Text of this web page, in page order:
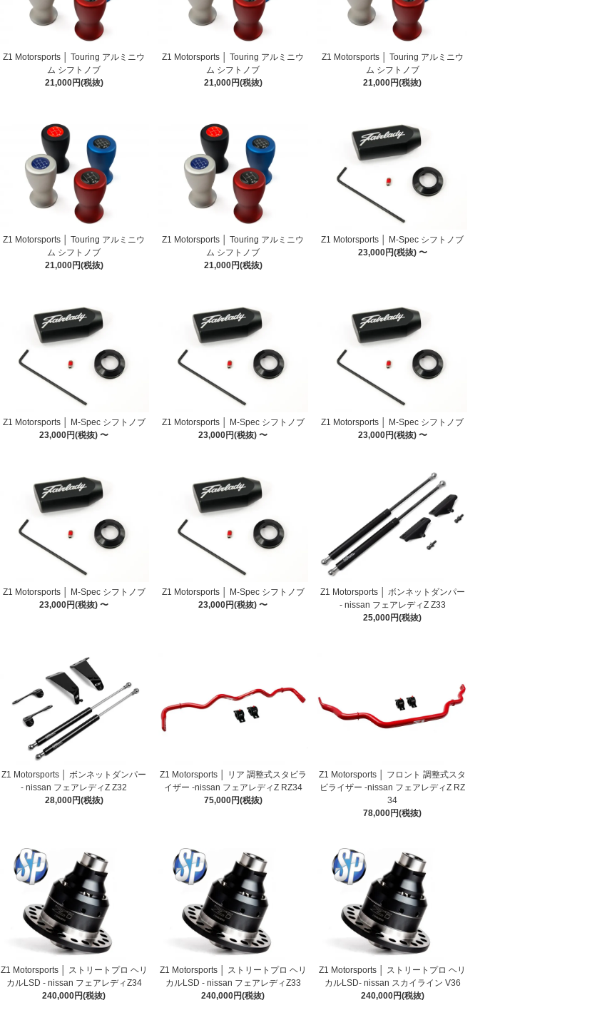
Z1 Motorsports │ Touring アルミニウ
ム シフトノブ
21,000円(税抜)
Z1 Motorsports │ Touring アルミニウ
ム シフトノブ
21,000円(税抜)
Z1 Motorsports │ Touring アルミニウ
ム シフトノブ
21,000円(税抜)
Z1 Motorsports │ Touring アルミニウ
ム シフトノブ
21,000円(税抜)
Z1 Motorsports │ Touring アルミニウ
ム シフトノブ
21,000円(税抜)
Z1 Motorsports │ M-Spec シフトノブ
23,000円(税抜) 〜
Z1 Motorsports │ M-Spec シフトノブ
23,000円(税抜) 〜
Z1 Motorsports │ M-Spec シフトノブ
23,000円(税抜) 〜
Z1 Motorsports │ M-Spec シフトノブ
23,000円(税抜) 〜
Z1 Motorsports │ M-Spec シフトノブ
23,000円(税抜) 〜
Z1 Motorsports │ M-Spec シフトノブ
23,000円(税抜) 〜
Z1 Motorsports │ ボンネットダンパー
- nissan フェアレディZ Z33
25,000円(税抜)
Z1 Motorsports │ ボンネットダンパー
- nissan フェアレディZ Z32
28,000円(税抜)
Z1 Motorsports │ リア 調整式スタビラ
イザー -nissan フェアレディZ RZ34
75,000円(税抜)
Z1 Motorsports │ フロント 調整式スタ
ビライザー -nissan フェアレディZ RZ
34
78,000円(税抜)
Z1 Motorsports │ ストリートプロ ヘリ
カルLSD - nissan フェアレディZ34
240,000円(税抜)
Z1 Motorsports │ ストリートプロ ヘリ
カルLSD - nissan フェアレディZ33
240,000円(税抜)
Z1 Motorsports │ ストリートプロ ヘリ
カルLSD- nissan スカイライン V36
240,000円(税抜)